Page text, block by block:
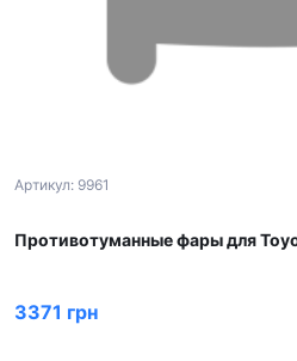
Артикул: 9961
Противотуманные фары для
3371 грн